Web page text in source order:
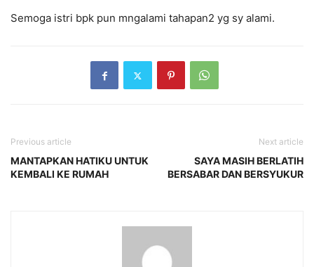
Semoga istri bpk pun mngalami tahapan2 yg sy alami.
Previous article
MANTAPKAN HATIKU UNTUK
KEMBALI KE RUMAH
Next article
SAYA MASIH BERLATIH
BERSABAR DAN BERSYUKUR